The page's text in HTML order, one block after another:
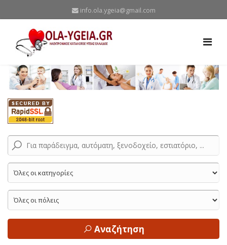
info.ola.ygeia@gmail.com
Αναζήτηση